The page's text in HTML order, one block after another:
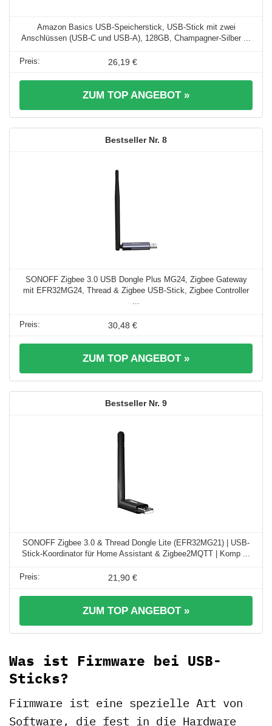
Amazon Basics USB-Speicherstick, USB-Stick mit zwei
Anschlüssen (USB-C und USB-A), 128GB, Champagner-Silber ...
26,19 €
ZUM TOP ANGEBOT »
8
SONOFF Zigbee 3.0 USB Dongle Plus MG24, Zigbee Gateway
mit EFR32MG24, Thread & Zigbee USB-Stick, Zigbee Controller
30,48 €
ZUM TOP ANGEBOT »
9
SONOFF Zigbee 3.0 & Thread Dongle Lite (EFR32MG21) | USB-
Stick-Koordinator für Home Assistant & Zigbee2MQTT | Komp ...
21,90 €
ZUM TOP ANGEBOT »
Was ist Firmware bei USB-
Sticks?
Firmware ist eine spezielle Art von
Software, die fest in die Hardware